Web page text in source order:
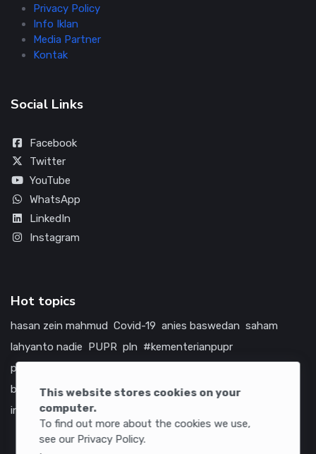
This website stores cookies on your
computer.
To find out more about the cookies we use,
see our Privacy Policy.
Privacy Policy
Info Iklan
Media Partner
Kontak
Social Links
Facebook
Twitter
YouTube
WhatsApp
LinkedIn
Instagram
Hot topics
hasan zein mahmud Covid-19 anies baswedan saham
lahyanto nadie
PUPR pln #kementerianpupr
prabowo subianto
bumn
jasa marga jtts tol china amerika serikat
infrastruktur